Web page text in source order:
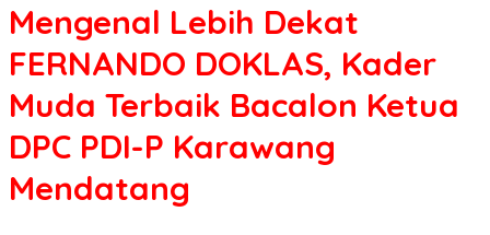
Mengenal Lebih Dekat
FERNANDO DOKLAS, Kader
Muda Terbaik Bacalon Ketua
DPC PDI-P Karawang
Mendatang